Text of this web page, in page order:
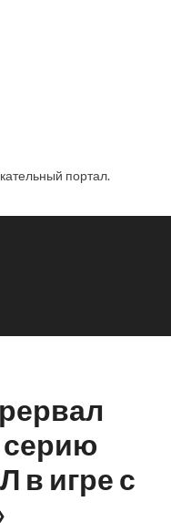
портал.
в игре с